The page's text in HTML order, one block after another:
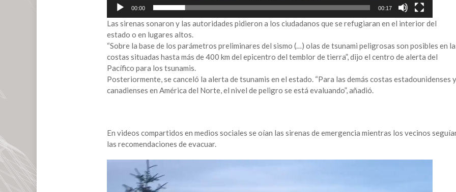
00:00 00:17
Las sirenas sonaron y las autoridades pidieron a los ciudadanos que se refugiaran en el interior del
estado o en lugares altos.
“Sobre la base de los parámetros preliminares del sismo (…) olas de tsunami peligrosas son posibles en
costas situadas hasta más de 400 km del epicentro del temblor de tierra”, dijo el centro de alerta del
Pacífico para los tsunamis.
Posteriormente, se canceló la alerta de tsunamis en el estado. “Para las demás costas estadounidenses y
canadienses en América del Norte, el nivel de peligro se está evaluando”, añadió.
En videos compartidos en medios sociales se oían las sirenas de emergencia mientras los vecinos
las recomendaciones de evacuar.
Reproductor
vídeo